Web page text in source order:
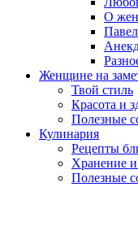
О
Женщине на
Твой стиль
Красота и
Полезные
Кулинария
Рецепты
Хранение
Полезные